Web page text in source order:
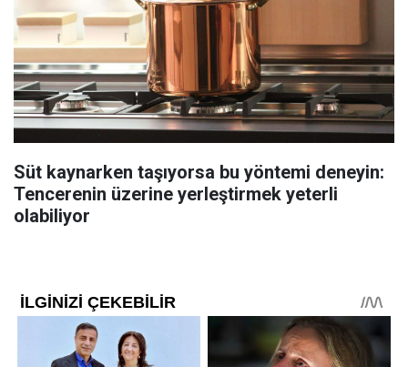
Süt kaynarken taşıyorsa bu yöntemi deneyin:
Tencerenin üzerine yerleştirmek yeterli
olabiliyor